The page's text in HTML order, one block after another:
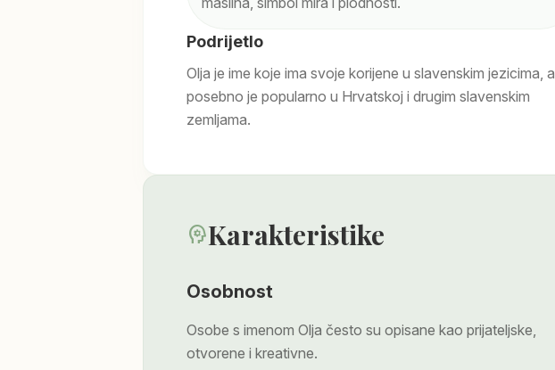
Podrijetlo
Olja je ime koje ima svoje korijene u slavenskim jezicima, a
posebno je popularno u Hrvatskoj i drugim slavenskim
zemljama.
psychologyKarakteristike
Osobnost
Osobe s imenom Olja često su opisane kao prijateljske,
otvorene i kreativne.